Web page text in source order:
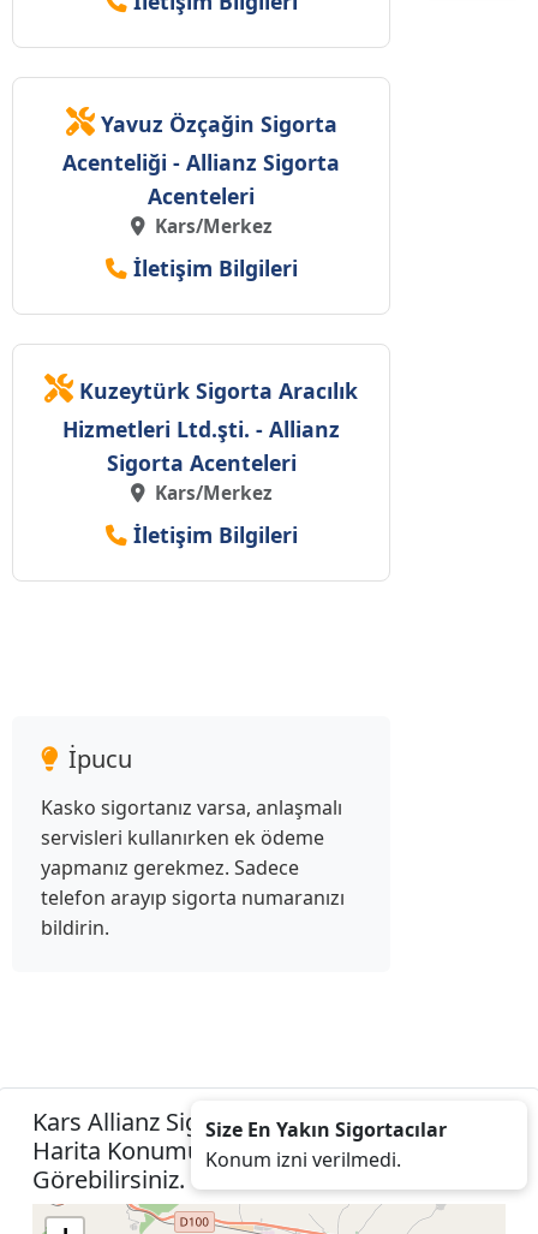
Yavuz Özçağin Sigorta
Acenteliği - Allianz Sigorta
Acenteleri
Kars/Merkez
İletişim Bilgileri
Kuzeytürk Sigorta Aracılık
Hizmetleri Ltd.şti. - Allianz
Sigorta Acenteleri
Kars/Merkez
İletişim Bilgileri
İpucu
Kasko sigortanız varsa, anlaşmalı
servisleri kullanırken ek ödeme
yapmanız gerekmez. Sadece
telefon arayıp sigorta numaranızı
bildirin.
Kars Allianz Sigorta Acenteleri Listesini
Harita Konumunuza İzin Vererek
Görebilirsiniz.
Size En Yakın Sigortacılar
Konum izni verilmedi.